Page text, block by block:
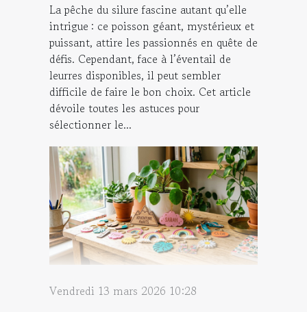
La pêche du silure fascine autant qu’elle
intrigue : ce poisson géant, mystérieux et
puissant, attire les passionnés en quête de
défis. Cependant, face à l’éventail de
leurres disponibles, il peut sembler
difficile de faire le bon choix. Cet article
dévoile toutes les astuces pour
sélectionner le...
Vendredi 13 mars 2026 10:28